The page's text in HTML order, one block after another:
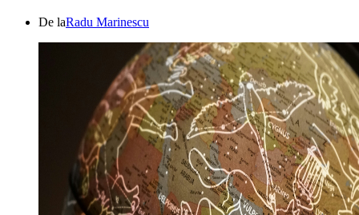
De laRadu Marinescu